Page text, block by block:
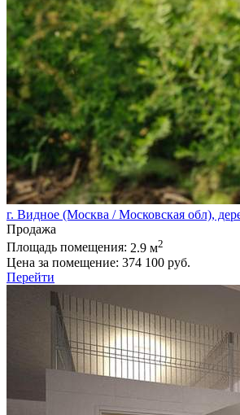
г. Видное (Москва / Московская обл),
Продажа
Площадь помещения: 2.9 м2
Цена за помещение: 374 100 руб.
Перейти